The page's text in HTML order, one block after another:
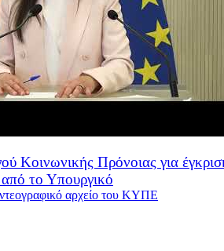
Κοινωνικής Πρόνοιας για
το Υπουργικό
αρχείο του ΚΥΠΕ